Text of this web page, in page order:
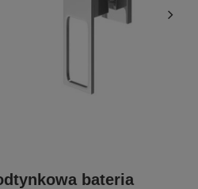
bateria